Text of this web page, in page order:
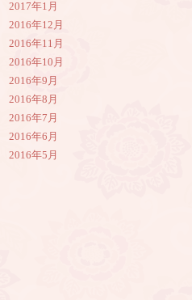
2017年1月
2016年12月
2016年11月
2016年10月
2016年9月
2016年8月
2016年7月
2016年6月
2016年5月